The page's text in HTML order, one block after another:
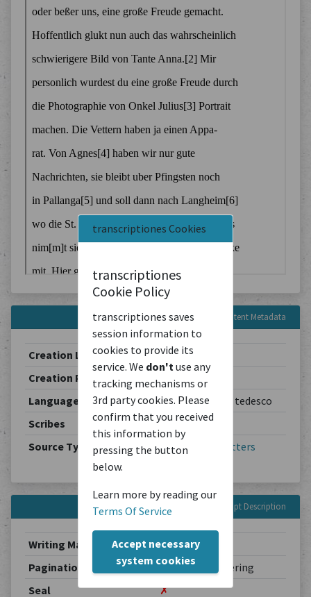
transcriptiones Cookies
transcriptiones
Cookie Policy
transcriptiones saves
session information to
cookies to provide its
service. We don't use any
tracking mechanisms or
3rd party cookies. Please
confirm that you received
this information by
pressing the button
below.
Learn more by reading our
Terms Of Service
Accept necessary
system cookies
Content Metadata
Creation Location
Berlin
Creation Period
1901-05-22
Languages
Deutsch / allemand / tedesco
Scribes
Theodor Schiemann
Source Type
Correspondence Letters
Manuscript Description
Writing Material
Paper
Pagination System
No page numbering
Seal
✗